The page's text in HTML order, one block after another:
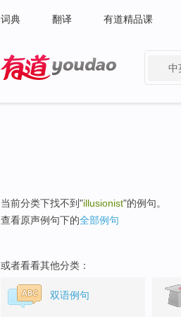
词典 翻译 有道精品课
中
当前分类下找不到"illusionist"的例句。
查看原声例句下的全部例句
或者看看其他分类：
双语例句